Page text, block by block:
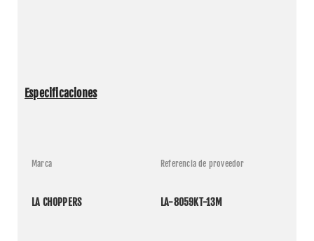
Especificaciones
Marca
LA CHOPPERS
Referencia de proveedor
LA-8059KT-13M